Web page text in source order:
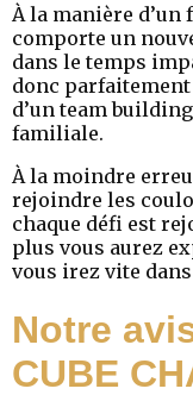
À la manière
comporte un
dans le temps
donc
d’un team
familiale.
À la moindre
rejoindre les
chaque défi est
plus vous aurez
vous irez vite
Notre
CUBE